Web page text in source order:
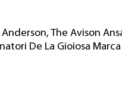
The Avison
De La Gioiosa Marca